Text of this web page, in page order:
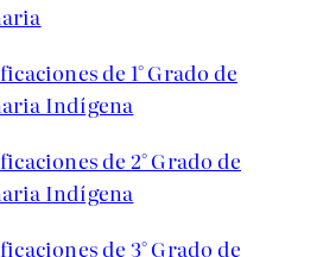
de 1° Grado de
Indígena
de 2° Grado de
Indígena
de 3° Grado de